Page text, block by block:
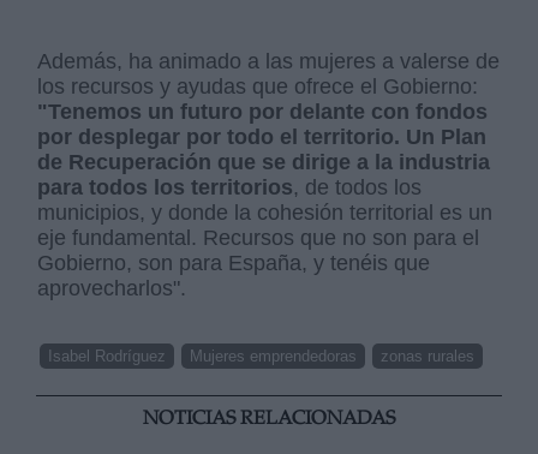
Además, ha animado a las mujeres a valerse de
los recursos y ayudas que ofrece el Gobierno:
"Tenemos un futuro por delante con fondos
por desplegar por todo el territorio. Un Plan
de Recuperación que se dirige a la industria
para todos los territorios, de todos los
municipios, y donde la cohesión territorial es un
eje fundamental. Recursos que no son para el
Gobierno, son para España, y tenéis que
aprovecharlos".
Isabel Rodríguez Mujeres emprendedoras zonas rurales
NOTICIAS RELACIONADAS